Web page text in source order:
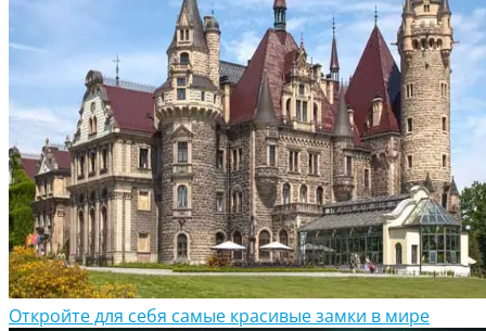
Откройте для себя самые красивые замки в мире